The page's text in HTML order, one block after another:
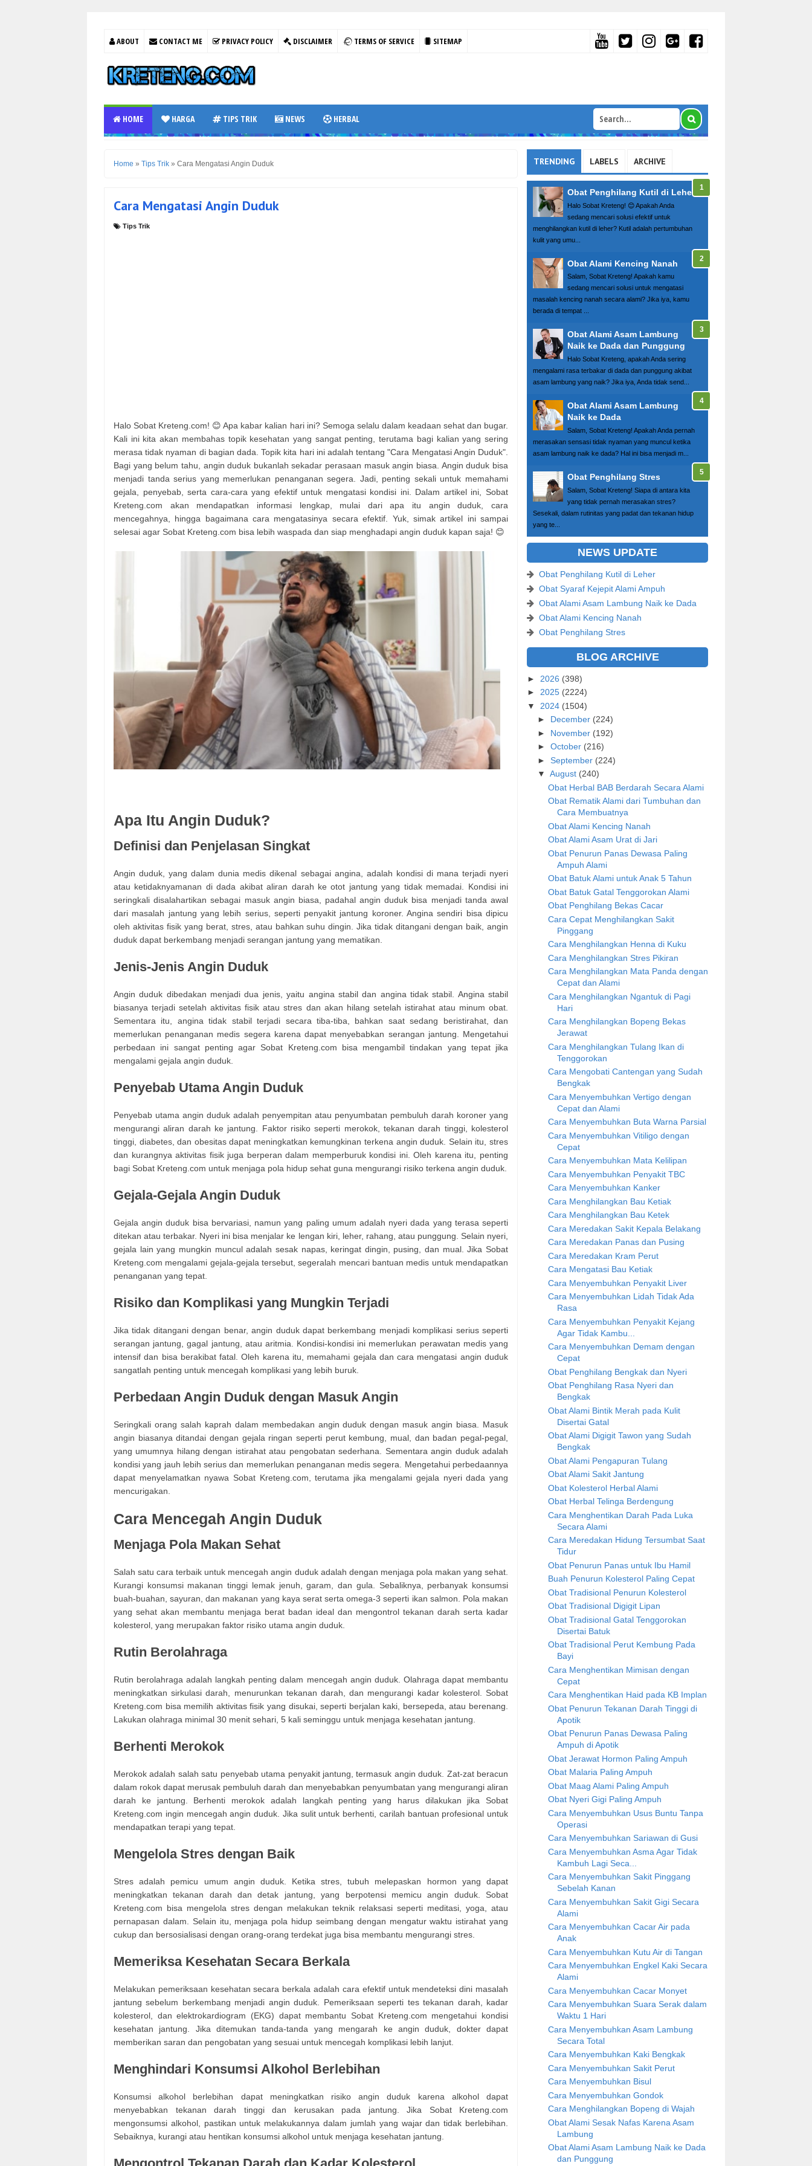
ABOUT CONTACT ME PRIVACY POLICY DISCLAIMER TERMS OF SERVICE SITEMAP
HOME HARGA TIPS TRIK NEWS HERBAL
Home » Tips Trik » Cara Mengatasi Angin Duduk
Cara Mengatasi Angin Duduk
Tips Trik
Halo Sobat Kreteng.com! 😊 Apa kabar kalian hari ini? Semoga selalu dalam keadaan sehat dan bugar.
Kali ini kita akan membahas topik kesehatan yang sangat penting, terutama bagi kalian yang sering
merasa tidak nyaman di bagian dada. Topik kita hari ini adalah tentang "Cara Mengatasi Angin Duduk".
Bagi yang belum tahu, angin duduk bukanlah sekadar perasaan masuk angin biasa. Angin duduk bisa
menjadi tanda serius yang memerlukan penanganan segera. Jadi, penting sekali untuk memahami
gejala, penyebab, serta cara-cara yang efektif untuk mengatasi kondisi ini. Dalam artikel ini, Sobat
Kreteng.com akan mendapatkan informasi lengkap, mulai dari apa itu angin duduk, cara
mencegahnya, hingga bagaimana cara mengatasinya secara efektif. Yuk, simak artikel ini sampai
selesai agar Sobat Kreteng.com bisa lebih waspada dan siap menghadapi angin duduk kapan saja! 😊
Apa Itu Angin Duduk?
Definisi dan Penjelasan Singkat
Angin duduk, yang dalam dunia medis dikenal sebagai angina, adalah kondisi di mana terjadi nyeri
atau ketidaknyamanan di dada akibat aliran darah ke otot jantung yang tidak memadai. Kondisi ini
seringkali disalahartikan sebagai masuk angin biasa, padahal angin duduk bisa menjadi tanda awal
dari masalah jantung yang lebih serius, seperti penyakit jantung koroner. Angina sendiri bisa dipicu
oleh aktivitas fisik yang berat, stres, atau bahkan suhu dingin. Jika tidak ditangani dengan baik, angin
duduk dapat berkembang menjadi serangan jantung yang mematikan.
Jenis-Jenis Angin Duduk
Angin duduk dibedakan menjadi dua jenis, yaitu angina stabil dan angina tidak stabil. Angina stabil
biasanya terjadi setelah aktivitas fisik atau stres dan akan hilang setelah istirahat atau minum obat.
Sementara itu, angina tidak stabil terjadi secara tiba-tiba, bahkan saat sedang beristirahat, dan
memerlukan penanganan medis segera karena dapat menyebabkan serangan jantung. Mengetahui
perbedaan ini sangat penting agar Sobat Kreteng.com bisa mengambil tindakan yang tepat jika
mengalami gejala angin duduk.
Penyebab Utama Angin Duduk
Penyebab utama angin duduk adalah penyempitan atau penyumbatan pembuluh darah koroner yang
mengurangi aliran darah ke jantung. Faktor risiko seperti merokok, tekanan darah tinggi, kolesterol
tinggi, diabetes, dan obesitas dapat meningkatkan kemungkinan terkena angin duduk. Selain itu, stres
dan kurangnya aktivitas fisik juga berperan dalam memperburuk kondisi ini. Oleh karena itu, penting
bagi Sobat Kreteng.com untuk menjaga pola hidup sehat guna mengurangi risiko terkena angin duduk.
Gejala-Gejala Angin Duduk
Gejala angin duduk bisa bervariasi, namun yang paling umum adalah nyeri dada yang terasa seperti
ditekan atau terbakar. Nyeri ini bisa menjalar ke lengan kiri, leher, rahang, atau punggung. Selain nyeri,
gejala lain yang mungkin muncul adalah sesak napas, keringat dingin, pusing, dan mual. Jika Sobat
Kreteng.com mengalami gejala-gejala tersebut, segeralah mencari bantuan medis untuk mendapatkan
penanganan yang tepat.
Risiko dan Komplikasi yang Mungkin Terjadi
Jika tidak ditangani dengan benar, angin duduk dapat berkembang menjadi komplikasi serius seperti
serangan jantung, gagal jantung, atau aritmia. Kondisi-kondisi ini memerlukan perawatan medis yang
intensif dan bisa berakibat fatal. Oleh karena itu, memahami gejala dan cara mengatasi angin duduk
sangatlah penting untuk mencegah komplikasi yang lebih buruk.
Perbedaan Angin Duduk dengan Masuk Angin
Seringkali orang salah kaprah dalam membedakan angin duduk dengan masuk angin biasa. Masuk
angin biasanya ditandai dengan gejala ringan seperti perut kembung, mual, dan badan pegal-pegal,
yang umumnya hilang dengan istirahat atau pengobatan sederhana. Sementara angin duduk adalah
kondisi yang jauh lebih serius dan memerlukan penanganan medis segera. Mengetahui perbedaannya
dapat menyelamatkan nyawa Sobat Kreteng.com, terutama jika mengalami gejala nyeri dada yang
mencurigakan.
Cara Mencegah Angin Duduk
Menjaga Pola Makan Sehat
Salah satu cara terbaik untuk mencegah angin duduk adalah dengan menjaga pola makan yang sehat.
Kurangi konsumsi makanan tinggi lemak jenuh, garam, dan gula. Sebaliknya, perbanyak konsumsi
buah-buahan, sayuran, dan makanan yang kaya serat serta omega-3 seperti ikan salmon. Pola makan
yang sehat akan membantu menjaga berat badan ideal dan mengontrol tekanan darah serta kadar
kolesterol, yang merupakan faktor risiko utama angin duduk.
Rutin Berolahraga
Rutin berolahraga adalah langkah penting dalam mencegah angin duduk. Olahraga dapat membantu
meningkatkan sirkulasi darah, menurunkan tekanan darah, dan mengurangi kadar kolesterol. Sobat
Kreteng.com bisa memilih aktivitas fisik yang disukai, seperti berjalan kaki, bersepeda, atau berenang.
Lakukan olahraga minimal 30 menit sehari, 5 kali seminggu untuk menjaga kesehatan jantung.
Berhenti Merokok
Merokok adalah salah satu penyebab utama penyakit jantung, termasuk angin duduk. Zat-zat beracun
dalam rokok dapat merusak pembuluh darah dan menyebabkan penyumbatan yang mengurangi aliran
darah ke jantung. Berhenti merokok adalah langkah penting yang harus dilakukan jika Sobat
Kreteng.com ingin mencegah angin duduk. Jika sulit untuk berhenti, carilah bantuan profesional untuk
mendapatkan terapi yang tepat.
Mengelola Stres dengan Baik
Stres adalah pemicu umum angin duduk. Ketika stres, tubuh melepaskan hormon yang dapat
meningkatkan tekanan darah dan detak jantung, yang berpotensi memicu angin duduk. Sobat
Kreteng.com bisa mengelola stres dengan melakukan teknik relaksasi seperti meditasi, yoga, atau
pernapasan dalam. Selain itu, menjaga pola hidup seimbang dengan mengatur waktu istirahat yang
cukup dan bersosialisasi dengan orang-orang terdekat juga bisa membantu mengurangi stres.
Memeriksa Kesehatan Secara Berkala
Melakukan pemeriksaan kesehatan secara berkala adalah cara efektif untuk mendeteksi dini masalah
jantung sebelum berkembang menjadi angin duduk. Pemeriksaan seperti tes tekanan darah, kadar
kolesterol, dan elektrokardiogram (EKG) dapat membantu Sobat Kreteng.com mengetahui kondisi
kesehatan jantung. Jika ditemukan tanda-tanda yang mengarah ke angin duduk, dokter dapat
memberikan saran dan pengobatan yang sesuai untuk mencegah komplikasi lebih lanjut.
Menghindari Konsumsi Alkohol Berlebihan
Konsumsi alkohol berlebihan dapat meningkatkan risiko angin duduk karena alkohol dapat
menyebabkan tekanan darah tinggi dan kerusakan pada jantung. Jika Sobat Kreteng.com
mengonsumsi alkohol, pastikan untuk melakukannya dalam jumlah yang wajar dan tidak berlebihan.
Sebaiknya, kurangi atau hentikan konsumsi alkohol untuk menjaga kesehatan jantung.
TRENDING LABELS ARCHIVE
Obat Penghilang Kutil di Leher
Halo Sobat Kreteng! 😊 Apakah Anda
sedang mencari solusi efektif untuk
menghilangkan kutil di leher? Kutil adalah pertumbuhan
kulit yang umu...
Obat Alami Kencing Nanah
Salam, Sobat Kreteng! Apakah kamu
sedang mencari solusi untuk mengatasi
masalah kencing nanah secara alami? Jika iya, kamu
berada di tempat ...
Obat Alami Asam Lambung
Naik ke Dada dan Punggung
Halo Sobat Kreteng, apakah Anda sering
mengalami rasa terbakar di dada dan punggung akibat
asam lambung yang naik? Jika iya, Anda tidak send...
Obat Alami Asam Lambung
Naik ke Dada
Salam, Sobat Kreteng! Apakah Anda pernah
merasakan sensasi tidak nyaman yang muncul ketika
asam lambung naik ke dada? Hal ini bisa menjadi m...
Obat Penghilang Stres
Salam, Sobat Kreteng! Siapa di antara kita
yang tidak pernah merasakan stres?
Sesekali, dalam rutinitas yang padat dan tekanan hidup
yang te...
NEWS UPDATE
Obat Penghilang Kutil di Leher
Obat Syaraf Kejepit Alami Ampuh
Obat Alami Asam Lambung Naik ke Dada
Obat Alami Kencing Nanah
Obat Penghilang Stres
BLOG ARCHIVE
► 2026 (398)
► 2025 (2224)
▼ 2024 (1504)
► December (224)
► November (192)
► October (216)
► September (224)
▼ August (240)
Obat Herbal BAB Berdarah Secara Alami
Obat Rematik Alami dari Tumbuhan dan
Cara Membuatnya
Obat Alami Kencing Nanah
Obat Alami Asam Urat di Jari
Obat Penurun Panas Dewasa Paling
Ampuh Alami
Obat Batuk Alami untuk Anak 5 Tahun
Obat Batuk Gatal Tenggorokan Alami
Obat Penghilang Bekas Cacar
Cara Cepat Menghilangkan Sakit
Pinggang
Cara Menghilangkan Henna di Kuku
Cara Menghilangkan Stres Pikiran
Cara Menghilangkan Mata Panda dengan
Cepat dan Alami
Cara Menghilangkan Ngantuk di Pagi
Hari
Cara Menghilangkan Bopeng Bekas
Jerawat
Cara Menghilangkan Tulang Ikan di
Tenggorokan
Cara Mengobati Cantengan yang Sudah
Bengkak
Cara Menyembuhkan Vertigo dengan
Cepat dan Alami
Cara Menyembuhkan Buta Warna Parsial
Cara Menyembuhkan Vitiligo dengan
Cepat
Cara Menyembuhkan Mata Kelilipan
Cara Menyembuhkan Penyakit TBC
Cara Menyembuhkan Kanker
Cara Menghilangkan Bau Ketiak
Cara Menghilangkan Bau Ketek
Cara Meredakan Sakit Kepala Belakang
Cara Meredakan Panas dan Pusing
Cara Meredakan Kram Perut
Cara Mengatasi Bau Ketiak
Cara Menyembuhkan Penyakit Liver
Cara Menyembuhkan Lidah Tidak Ada
Rasa
Cara Menyembuhkan Penyakit Kejang
Agar Tidak Kambu...
Cara Menyembuhkan Demam dengan
Cepat
Obat Penghilang Bengkak dan Nyeri
Obat Penghilang Rasa Nyeri dan
Bengkak
Obat Alami Bintik Merah pada Kulit
Disertai Gatal
Obat Alami Digigit Tawon yang Sudah
Bengkak
Obat Alami Pengapuran Tulang
Obat Alami Sakit Jantung
Obat Kolesterol Herbal Alami
Obat Herbal Telinga Berdengung
Cara Menghentikan Darah Pada Luka
Secara Alami
Cara Meredakan Hidung Tersumbat Saat
Tidur
Obat Penurun Panas untuk Ibu Hamil
Buah Penurun Kolesterol Paling Cepat
Obat Tradisional Penurun Kolesterol
Obat Tradisional Digigit Lipan
Obat Tradisional Gatal Tenggorokan
Disertai Batuk
Obat Tradisional Perut Kembung Pada
Bayi
Cara Menghentikan Mimisan dengan
Cepat
Cara Menghentikan Haid pada KB Implan
Obat Penurun Tekanan Darah Tinggi di
Apotik
Obat Penurun Panas Dewasa Paling
Ampuh di Apotik
Obat Jerawat Hormon Paling Ampuh
Obat Malaria Paling Ampuh
Obat Maag Alami Paling Ampuh
Obat Nyeri Gigi Paling Ampuh
Cara Menyembuhkan Usus Buntu Tanpa
Operasi
Cara Menyembuhkan Sariawan di Gusi
Cara Menyembuhkan Asma Agar Tidak
Kambuh Lagi Seca...
Cara Menyembuhkan Sakit Pinggang
Sebelah Kanan
Cara Menyembuhkan Sakit Gigi Secara
Alami
Cara Menyembuhkan Cacar Air pada
Anak
Cara Menyembuhkan Kutu Air di Tangan
Cara Menyembuhkan Engkel Kaki Secara
Alami
Cara Menyembuhkan Cacar Monyet
Cara Menyembuhkan Suara Serak dalam
Waktu 1 Hari
Cara Menyembuhkan Asam Lambung
Secara Total
Cara Menyembuhkan Kaki Bengkak
Cara Menyembuhkan Sakit Perut
Cara Menyembuhkan Bisul
Cara Menyembuhkan Gondok
Cara Menghilangkan Bopeng di Wajah
Obat Alami Sesak Nafas Karena Asam
Lambung
Obat Alami Asam Lambung Naik ke Dada
dan Punggung